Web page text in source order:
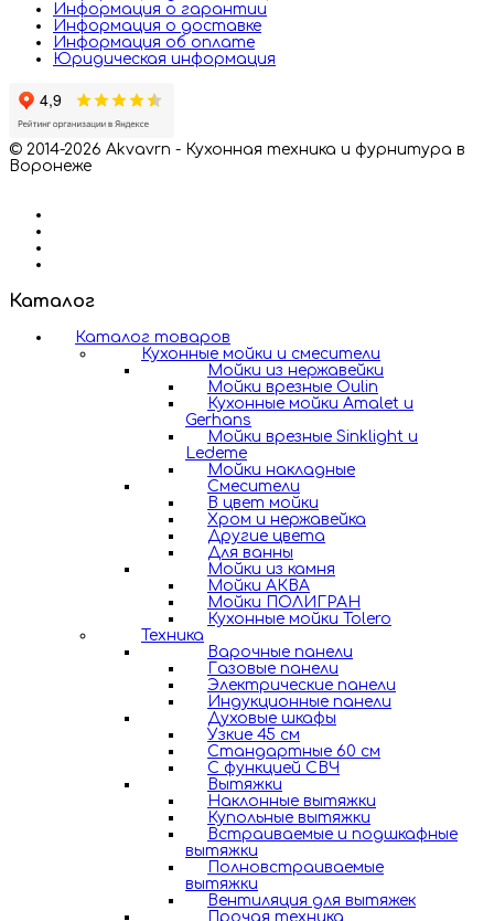
Информация о гарантии
Информация о доставке
Информация об оплате
Юридическая информация
© 2014-2026 Akvavrn - Кухонная техника и фурнитура в
Воронеже
Каталог
Каталог товаров
Кухонные мойки и смесители
Мойки из нержавейки
Мойки врезные Oulin
Кухонные мойки Amalet и
Gerhans
Мойки врезные Sinklight и
Ledeme
Мойки накладные
Смесители
В цвет мойки
Хром и нержавейка
Другие цвета
Для ванны
Мойки из камня
Мойки АКВА
Мойки ПОЛИГРАН
Кухонные мойки Tolero
Техника
Варочные панели
Газовые панели
Электрические панели
Индукционные панели
Духовые шкафы
Узкие 45 см
Стандартные 60 см
С функцией СВЧ
Вытяжки
Наклонные вытяжки
Купольные вытяжки
Встраиваемые и подшкафные
вытяжки
Полновстраиваемые
вытяжки
Вентиляция для вытяжек
Прочая техника